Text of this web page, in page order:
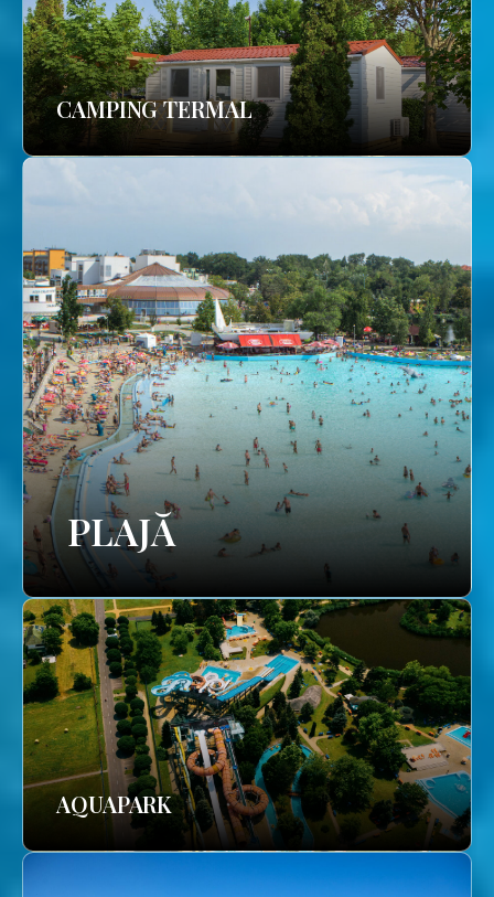
CAMPING TERMAL
PLAJĂ
AQUAPARK